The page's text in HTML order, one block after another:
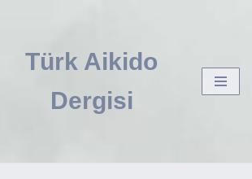
Türk Aikido
Dergisi